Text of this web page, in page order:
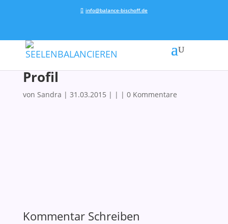
info@balance-bischoff.de
Profil
von Sandra | 31.03.2015 | | | 0 Kommentare
Kommentar Schreiben